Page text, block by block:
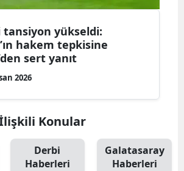
tansiyon yükseldi:
hakem tepkisine
sert yanıt
2026
Konular
Derbi
Haberleri
Galatasaray
Haberleri